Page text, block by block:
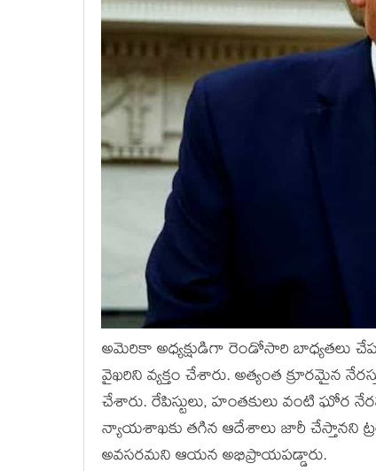
అమెరికా అధ్యక్షుడిగా రెండోసారి బాధ్యతలు
వైఖరిని వ్యక్తం చేశారు. అత్యంత క్రూరమైన
చేశారు. రేపిస్టులు, హంతకులు వంటి ఘోర
న్యాయశాఖకు తగిన ఆదేశాలు జారీ చేస్తానని
అవసరమని ఆయన అభిప్రాయపడ్డారు.